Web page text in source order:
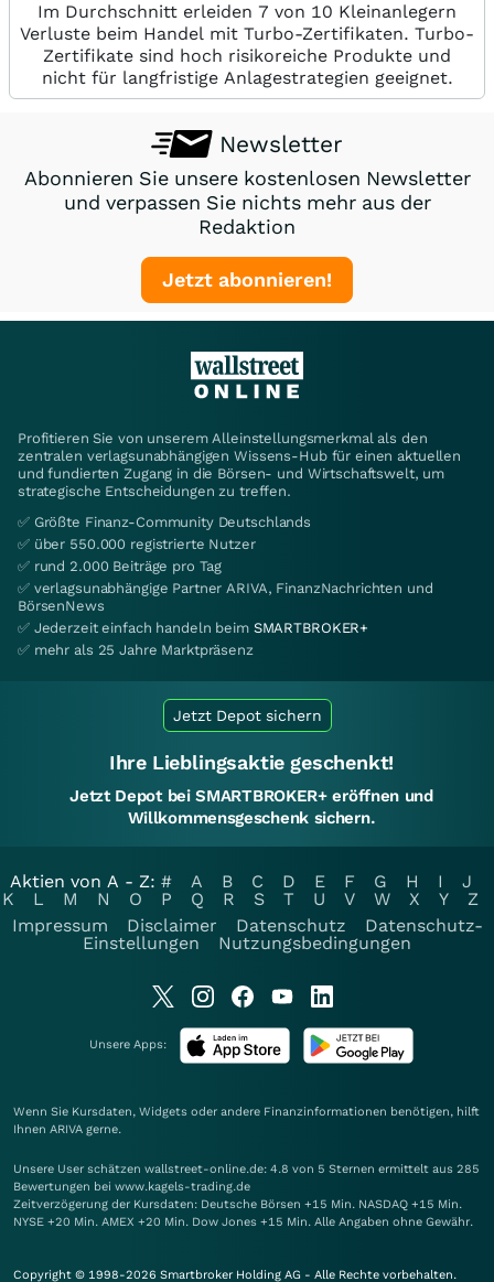
Im Durchschnitt erleiden 7 von 10 Kleinanlegern
Verluste beim Handel mit Turbo-Zertifikaten. Turbo-
Zertifikate sind hoch risikoreiche Produkte und
nicht für langfristige Anlagestrategien geeignet.
Newsletter
Abonnieren Sie unsere kostenlosen Newsletter
und verpassen Sie nichts mehr aus der
Redaktion
Jetzt abonnieren!
Profitieren Sie von unserem Alleinstellungsmerkmal als den
zentralen verlagsunabhängigen Wissens-Hub für einen aktuellen
und fundierten Zugang in die Börsen- und Wirtschaftswelt, um
strategische Entscheidungen zu treffen.
✅ Größte Finanz-Community Deutschlands
✅ über 550.000 registrierte Nutzer
✅ rund 2.000 Beiträge pro Tag
✅ verlagsunabhängige Partner ARIVA, FinanzNachrichten und
BörsenNews
✅ Jederzeit einfach handeln beim SMARTBROKER+
✅ mehr als 25 Jahre Marktpräsenz
Jetzt Depot sichern
Ihre Lieblingsaktie geschenkt!
Jetzt Depot bei SMARTBROKER+ eröffnen und
Willkommensgeschenk sichern.
Aktien von A - Z: # A B C D E F G H I
J
K
L M N O P Q R S T U V W X Y
Z
Impressum
Disclaimer Datenschutz
Datenschutz-
Einstellungen
Nutzungsbedingungen
Unsere Apps:
Wenn Sie Kursdaten, Widgets oder andere Finanzinformationen benötigen, hilft
Ihnen ARIVA gerne.
Unsere User schätzen wallstreet-online.de: 4.8 von 5 Sternen ermittelt aus 285
Bewertungen bei www.kagels-trading.de
Zeitverzögerung der Kursdaten: Deutsche Börsen +15 Min. NASDAQ +15 Min.
NYSE +20 Min. AMEX +20 Min. Dow Jones +15 Min. Alle Angaben ohne Gewähr.
Copyright © 1998-2026 Smartbroker Holding AG - Alle Rechte vorbehalten.